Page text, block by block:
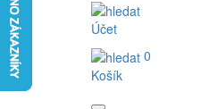
Účet
0
Košík